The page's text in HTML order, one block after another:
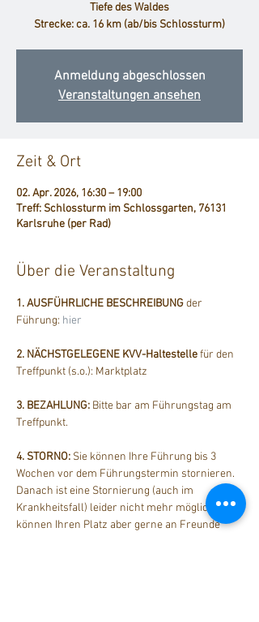
Tiefe des Waldes
Strecke: ca. 16 km (ab/bis Schlossturm)
Anmeldung abgeschlossen
Veranstaltungen ansehen
Zeit & Ort
02. Apr. 2026, 16:30 – 19:00
Treff: Schlossturm im Schlossgarten, 76131
Karlsruhe (per Rad)
Über die Veranstaltung
1. AUSFÜHRLICHE BESCHREIBUNG der
Führung: hier
2. NÄCHSTGELEGENE KVV-Haltestelle für den
Treffpunkt (s.o.): Marktplatz
3. BEZAHLUNG: Bitte bar am Führungstag am
Treffpunkt.
4. STORNO: Sie können Ihre Führung bis 3
Wochen vor dem Führungstermin stornieren.
Danach ist eine Stornierung (auch im
Krankheitsfall) leider nicht mehr möglich. Sie
können Ihren Platz aber gerne an Freunde